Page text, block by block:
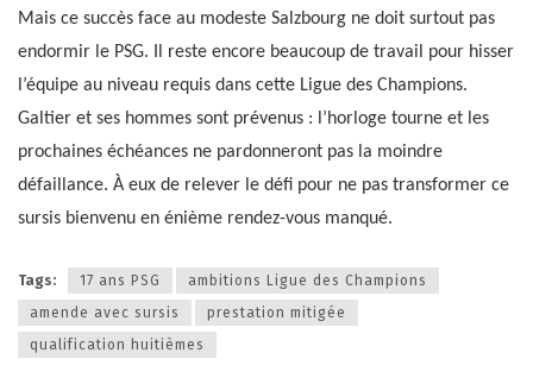
Mais ce succès face au modeste Salzbourg ne doit surtout pas
endormir le PSG. Il reste encore beaucoup de travail pour hisser
l’équipe au niveau requis dans cette Ligue des Champions.
Galtier et ses hommes sont prévenus : l’horloge tourne et les
prochaines échéances ne pardonneront pas la moindre
défaillance. À eux de relever le défi pour ne pas transformer ce
sursis bienvenu en énième rendez-vous manqué.
Tags: 17 ans PSG
ambitions Ligue des Champions
amende avec sursis
prestation mitigée
qualification huitièmes